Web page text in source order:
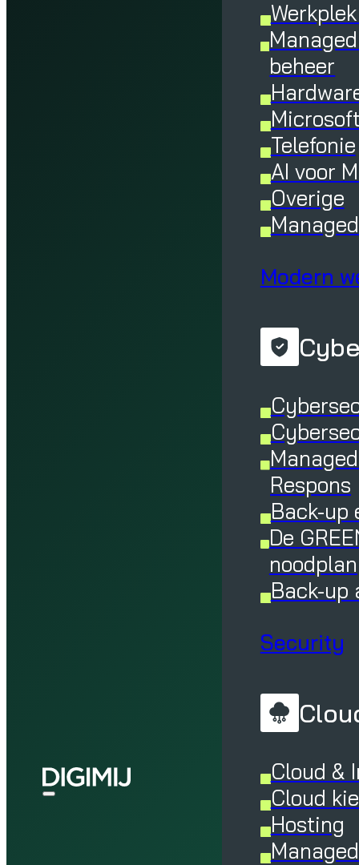
beheer
Telefonie
AI voor
Overige
Modern
Respons
Back-up
De
noodplan
Back-up
Security
Cloud &
Cloud
Hosting